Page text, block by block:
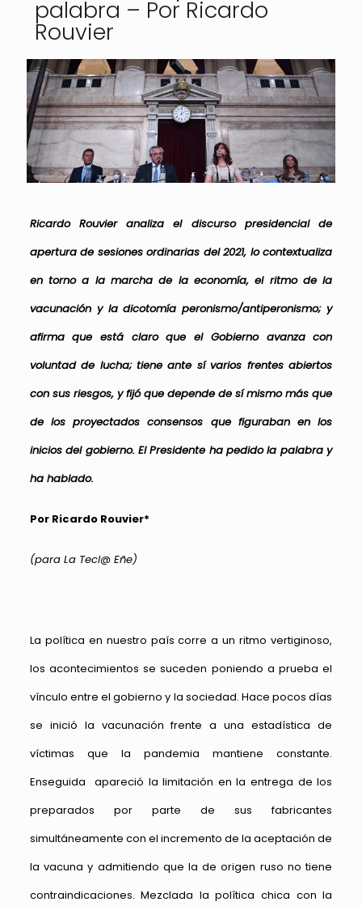
palabra – Por Ricardo
Rouvier
Ricardo Rouvier analiza el discurso presidencial de
apertura de sesiones ordinarias del 2021, lo contextualiza
en torno a la marcha de la economía, el ritmo de la
vacunación y la dicotomía peronismo/antiperonismo; y
afirma que está claro que el Gobierno avanza con
voluntad de lucha; tiene ante sí varios frentes abiertos
con sus riesgos, y fijó que depende de sí mismo más que
de los proyectados consensos que figuraban en los
inicios del gobierno. El Presidente ha pedido la palabra y
ha hablado.
Por Ricardo Rouvier*
(para La Tecl@ Eñe)
La política en nuestro país corre a un ritmo vertiginoso,
los acontecimientos se suceden poniendo a prueba el
vínculo entre el gobierno y la sociedad. Hace pocos días
se inició la vacunación frente a una estadística de
víctimas que la pandemia mantiene constante.
Enseguida apareció la limitación en la entrega de los
preparados por parte de sus fabricantes
simultáneamente con el incremento de la aceptación de
la vacuna y admitiendo que la de origen ruso no tiene
contraindicaciones. Mezclada la política chica con la